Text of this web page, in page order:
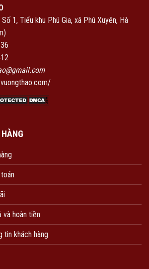
1, Tiểu khu Phú Gia, xã Phú Xuyên, Hà
và hoàn tiền
tin khách hàng